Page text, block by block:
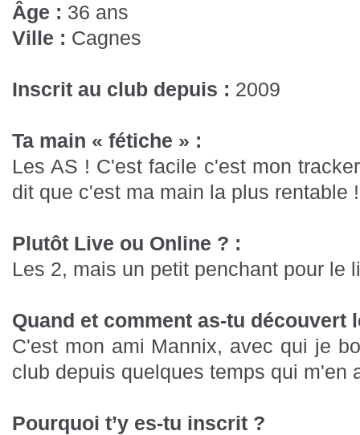
Âge : 36 ans
Ville : Cagnes
Inscrit au club depuis : 2009
Ta main « fétiche » :
Les AS ! C'est facile c'est mon
dit que c'est ma main la plus rentable !
Plutôt Live ou Online ? :
Les 2, mais un petit penchant pour le
Quand et comment as-tu découvert
C'est mon ami Mannix, avec qui je
club depuis quelques temps qui m'en
Pourquoi t’y es-tu inscrit ?